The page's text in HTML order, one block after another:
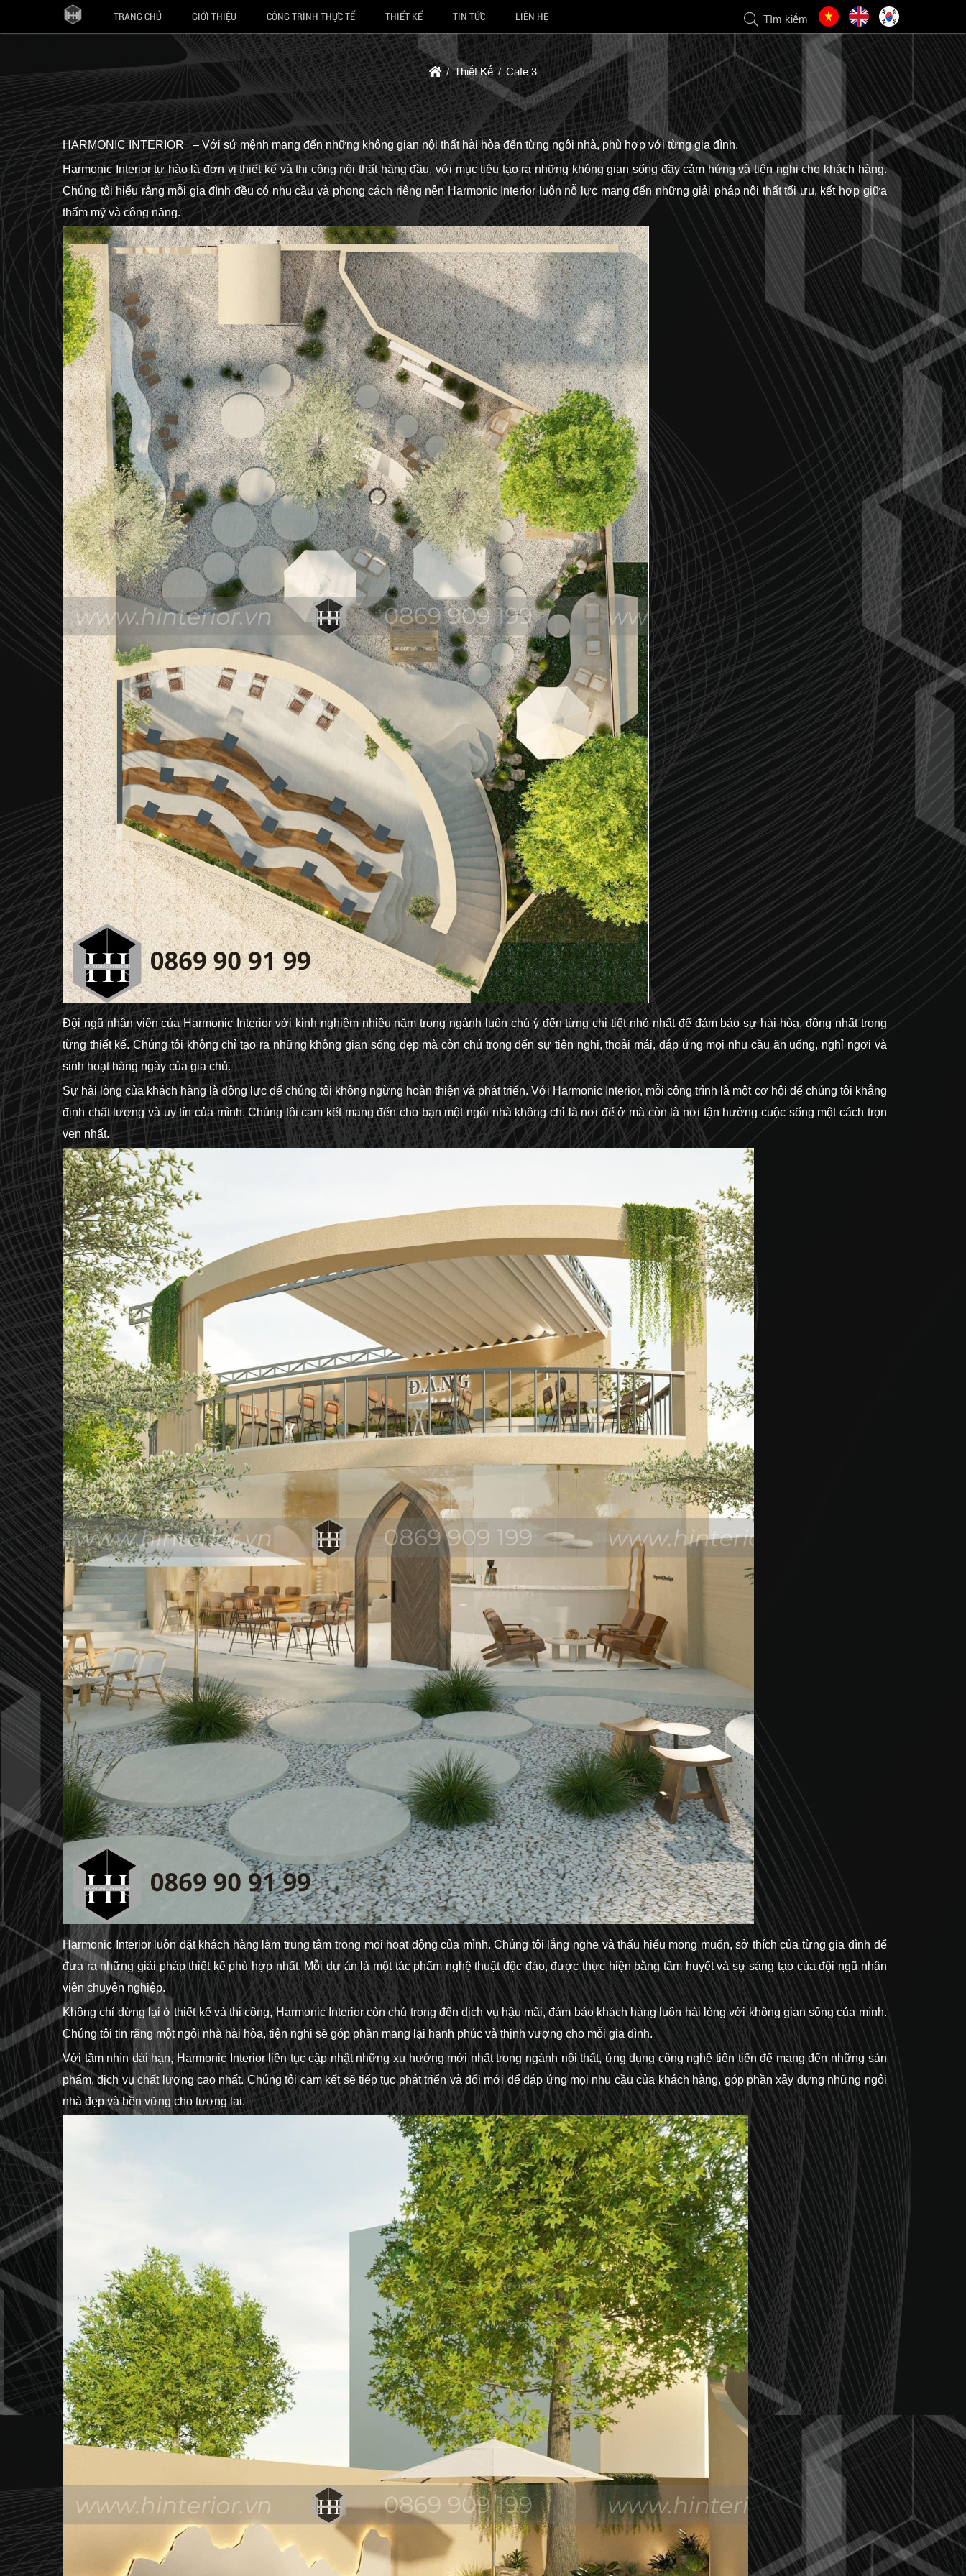
TRANG CHỦ GIỚI THIỆU CÔNG TRÌNH THỰC TẾ THIẾT KẾ TIN TỨC LIÊN HỆ Tìm kiếm
Thiết Kế Cafe 3
HARMONIC INTERIOR – Với sứ mệnh mang đến những không gian nội thất hài hòa đến từng ngôi nhà, phù hợp với từng gia đình.
Harmonic Interior tự hào là đơn vị thiết kế và thi công nội thất hàng đầu, với mục tiêu tạo ra những không gian sống đầy cảm hứng và tiện nghi cho khách hàng.
Chúng tôi hiểu rằng mỗi gia đình đều có nhu cầu và phong cách riêng nên Harmonic Interior luôn nỗ lực mang đến những giải pháp nội thất tối ưu, kết hợp giữa
thẩm mỹ và công năng.
Đội ngũ nhân viên của Harmonic Interior với kinh nghiệm nhiều năm trong ngành luôn chú ý đến từng chi tiết nhỏ nhất để đảm bảo sự hài hòa, đồng nhất trong
từng thiết kế. Chúng tôi không chỉ tạo ra những không gian sống đẹp mà còn chú trọng đến sự tiện nghi, thoải mái, đáp ứng mọi nhu cầu ăn uống, nghỉ ngơi và
sinh hoạt hàng ngày của gia chủ.
Sự hài lòng của khách hàng là động lực để chúng tôi không ngừng hoàn thiện và phát triển. Với Harmonic Interior, mỗi công trình là một cơ hội để chúng tôi khẳng
định chất lượng và uy tín của mình. Chúng tôi cam kết mang đến cho bạn một ngôi nhà không chỉ là nơi để ở mà còn là nơi tận hưởng cuộc sống một cách trọn
vẹn nhất.
Harmonic Interior luôn đặt khách hàng làm trung tâm trong mọi hoạt động của mình. Chúng tôi lắng nghe và thấu hiểu mong muốn, sở thích của từng gia đình để
đưa ra những giải pháp thiết kế phù hợp nhất. Mỗi dự án là một tác phẩm nghệ thuật độc đáo, được thực hiện bằng tâm huyết và sự sáng tạo của đội ngũ nhân
viên chuyên nghiệp.
Không chỉ dừng lại ở thiết kế và thi công, Harmonic Interior còn chú trọng đến dịch vụ hậu mãi, đảm bảo khách hàng luôn hài lòng với không gian sống của mình.
Chúng tôi tin rằng một ngôi nhà hài hòa, tiện nghi sẽ góp phần mang lại hạnh phúc và thịnh vượng cho mỗi gia đình.
Với tầm nhìn dài hạn, Harmonic Interior liên tục cập nhật những xu hướng mới nhất trong ngành nội thất, ứng dụng công nghệ tiên tiến để mang đến những sản
phẩm, dịch vụ chất lượng cao nhất. Chúng tôi cam kết sẽ tiếp tục phát triển và đổi mới để đáp ứng mọi nhu cầu của khách hàng, góp phần xây dựng những ngôi
nhà đẹp và bền vững cho tương lai.